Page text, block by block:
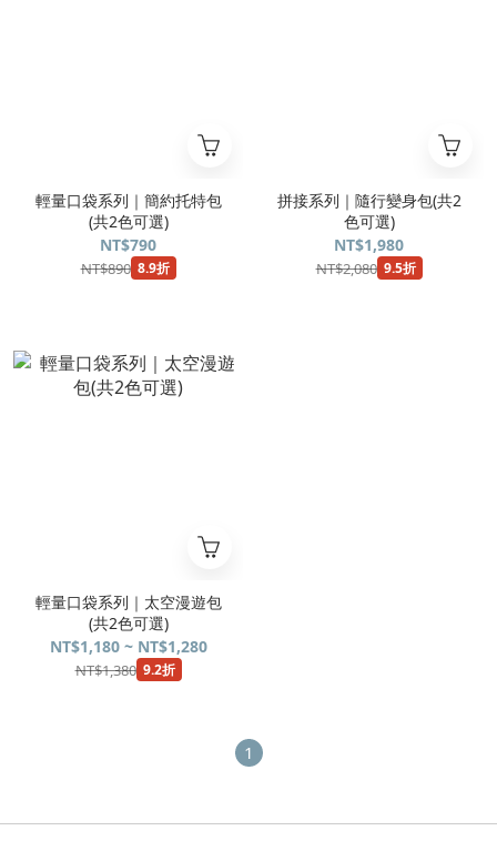
輕量口袋系列｜簡約托特包
(共2色可選)
NT$790
NT$890 8.9折
拼接系列｜隨行變身包(共2
色可選)
NT$1,980
NT$2,080 9.5折
輕量口袋系列｜太空漫遊包
(共2色可選)
NT$1,180 ~ NT$1,280
NT$1,380 9.2折
1